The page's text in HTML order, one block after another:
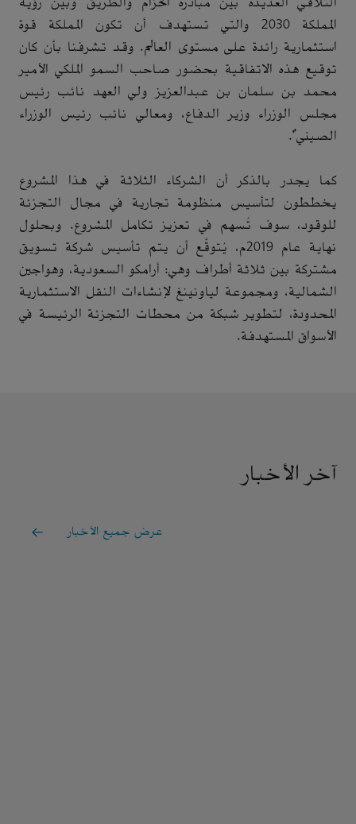
المملكة 2030 والتي تستهدف أن تكون المملكة قوة
استثمارية رائدة على مستوى العالم. وقد تشرفنا بأن كان
توقيع هذه الاتفاقية بحضور صاحب السمو الملكي الأمير
محمد بن سلمان بن عبدالعزيز ولي العهد نائب رئيس
مجلس الوزراء وزير الدفاع، ومعالي نائب رئيس الوزراء
الصيني".
كما يجدر بالذكر أن الشركاء الثلاثة في هذا المشروع
يخططون لتأسيس منظومة تجارية في مجال التجزئة
للوقود، سوف تُسهم في تعزيز تكامل المشروع. وبحلول
نهاية عام 2019م، يُتوقَّع أن يتم تأسيس شركة تسويق
مشتركة بين ثلاثة أطراف وهي: أرامكو السعودية، وهواجين
الشمالية، ومجموعة لياونينغ لإنشاءات النقل الاستثمارية
المحدودة، لتطوير شبكة من محطات التجزئة الرئيسة في
الأسواق المستهدفة.
آخر الأخبار
عرض جميع الأخبار